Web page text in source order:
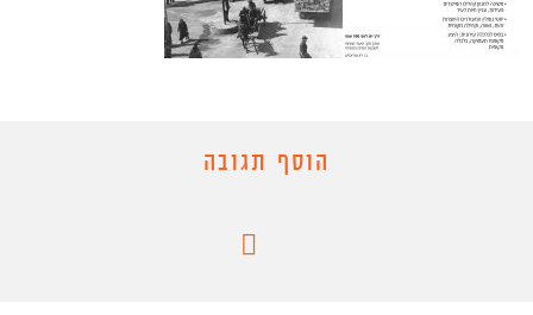
הוסף תגובה